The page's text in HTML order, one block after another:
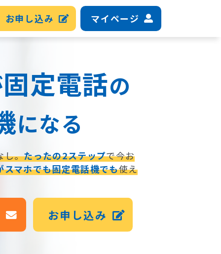
お申し込み マイページ
固定電話の
になる
し。たったの2ステップで今お
スマホでも固定電話機でも使え
お申し込み